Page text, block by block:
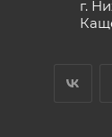
г.